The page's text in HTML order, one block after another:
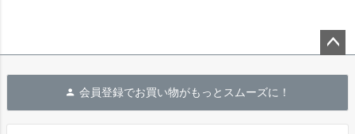
へ
会員登録でお買い物がもっとスムーズに！